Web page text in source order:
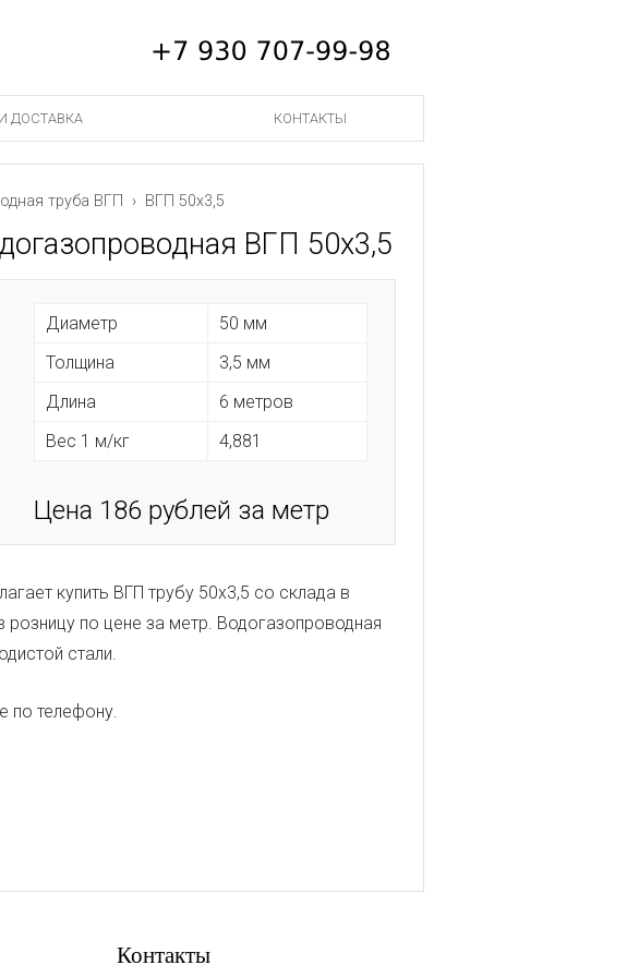
ДОСТАВКА КОНТАКТЫ
труба ВГП › ВГП 50х3,5
ВГП 50х3,5
Диаметр
50 мм
Толщина
3,5 мм
Длина
6 метров
Вес 1 м/кг
4,881
Цена 186 рублей за метр
купить ВГП трубу 50х3,5 со склада в
по цене за метр. Водогазопроводная
стали.
по телефону.
Контакты